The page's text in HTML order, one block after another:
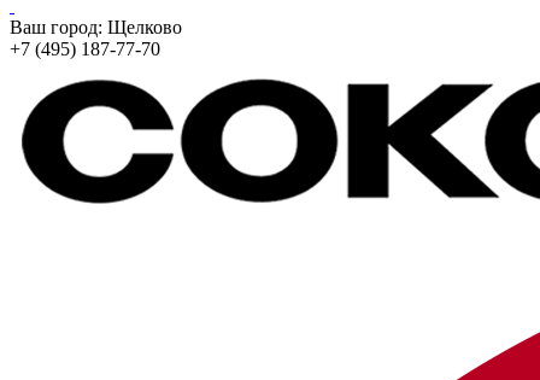
Ваш город: Щелково
+7 (495) 187-77-70